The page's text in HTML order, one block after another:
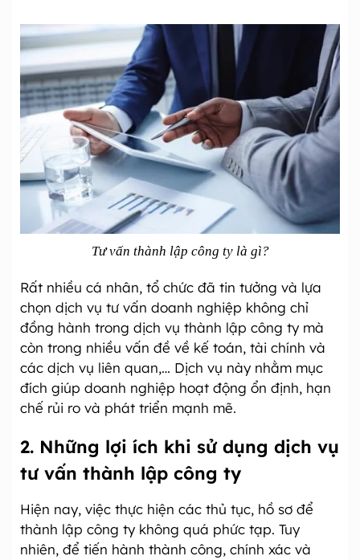
Tư vấn thành lập công ty là gì?
Rất nhiều cá nhân, tổ chức đã tin tưởng và lựa
chọn dịch vụ tư vấn doanh nghiệp không chỉ
đồng hành trong dịch vụ thành lập công ty mà
còn trong nhiều vấn đề về kế toán, tài chính và
các dịch vụ liên quan,… Dịch vụ này nhằm mục
đích giúp doanh nghiệp hoạt động ổn định, hạn
chế rủi ro và phát triển mạnh mẽ.
2. Những lợi ích khi sử dụng dịch vụ
tư vấn thành lập công ty
Hiện nay, việc thực hiện các thủ tục, hồ sơ để
thành lập công ty không quá phức tạp. Tuy
nhiên, để tiến hành thành công, chính xác và